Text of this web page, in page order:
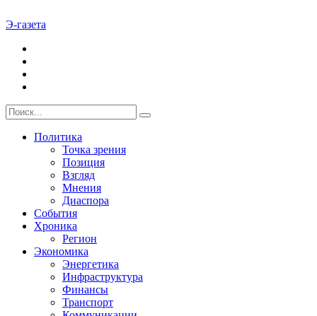
Э-газета
Политика
Точка зрения
Позиция
Взгляд
Мнения
Диаспора
События
Хроника
Регион
Экономика
Энергетика
Инфраструктура
Финансы
Транспорт